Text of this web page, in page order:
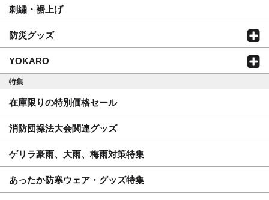
刺繍・裾上げ
防災グッズ
YOKARO
特集
在庫限りの特別価格セール
消防団操法大会関連グッズ
ゲリラ豪雨、大雨、梅雨対策特集
あったか防寒ウェア・グッズ特集